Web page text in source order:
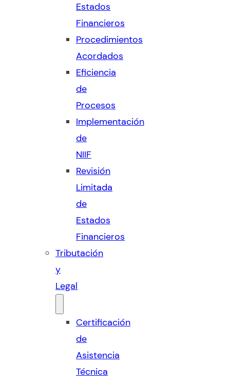
Estados
Financieros
Procedimientos
Acordados
Eficiencia
de
Procesos
Implementación
de
NIIF
Revisión
Limitada
de
Estados
Financieros
Tributación
y
Legal
Certificación
de
Asistencia
Técnica